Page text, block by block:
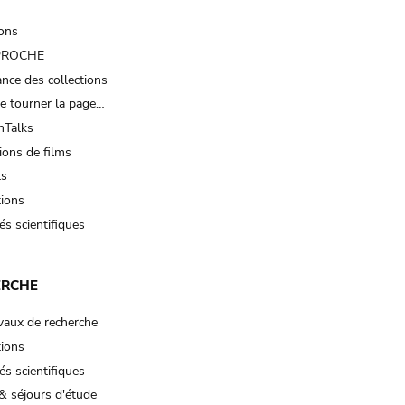
des collections
tourner la page…
de films
scientifiques
de recherche
scientifiques
séjours d'étude